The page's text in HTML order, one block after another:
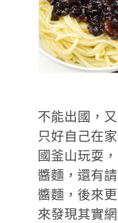
不能出國，
只好自己在
國釜山玩耍
醬麵，還有
醬麵，後來
來發現其實